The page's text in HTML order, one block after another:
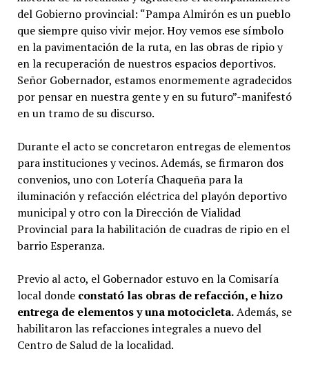
del Gobierno provincial: “Pampa Almirón es un pueblo
que siempre quiso vivir mejor. Hoy vemos ese símbolo
en la pavimentación de la ruta, en las obras de ripio y
en la recuperación de nuestros espacios deportivos.
Señor Gobernador, estamos enormemente agradecidos
por pensar en nuestra gente y en su futuro”-manifestó
en un tramo de su discurso.
Durante el acto se concretaron entregas de elementos
para instituciones y vecinos. Además, se firmaron dos
convenios, uno con Lotería Chaqueña para la
iluminación y refacción eléctrica del playón deportivo
municipal y otro con la Dirección de Vialidad
Provincial para la habilitación de cuadras de ripio en el
barrio Esperanza.
Previo al acto, el Gobernador estuvo en la Comisaría
local donde constató las obras de refacción, e hizo
entrega de elementos y una motocicleta.Además, se
habilitaron las refacciones integrales a nuevo del
Centro de Salud de la localidad.